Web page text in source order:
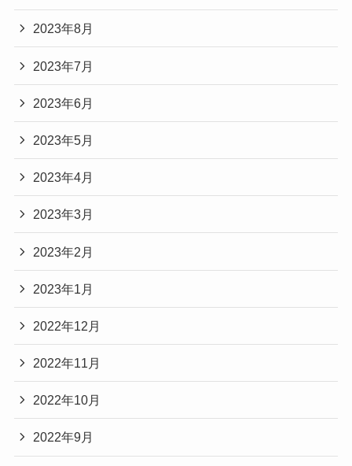
2023年8月
2023年7月
2023年6月
2023年5月
2023年4月
2023年3月
2023年2月
2023年1月
2022年12月
2022年11月
2022年10月
2022年9月